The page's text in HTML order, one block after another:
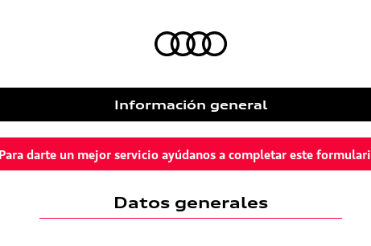
Información general
Para darte un mejor servicio ayúdanos a completar este
Datos generales